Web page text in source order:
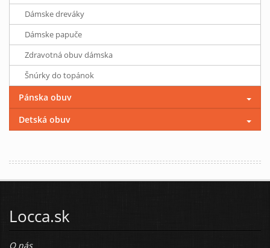
Dámske dreváky
Dámske papuče
Zdravotná obuv dámska
Šnúrky do topánok
Pánska obuv
Detská obuv
Locca.sk
O nás